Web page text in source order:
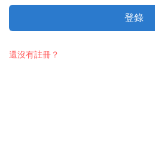
登錄
還沒有註冊？